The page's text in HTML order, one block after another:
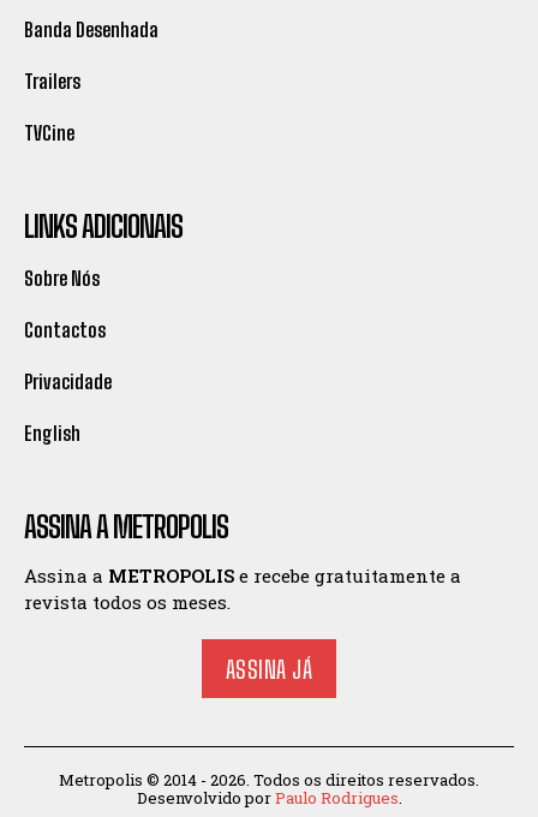
Banda Desenhada
Trailers
TVCine
LINKS ADICIONAIS
Sobre Nós
Contactos
Privacidade
English
ASSINA A METROPOLIS
Assina a METROPOLIS e recebe gratuitamente a
revista todos os meses.
ASSINA JÁ
Metropolis © 2014 - 2026. Todos os direitos reservados.
Desenvolvido porPaulo Rodrigues.